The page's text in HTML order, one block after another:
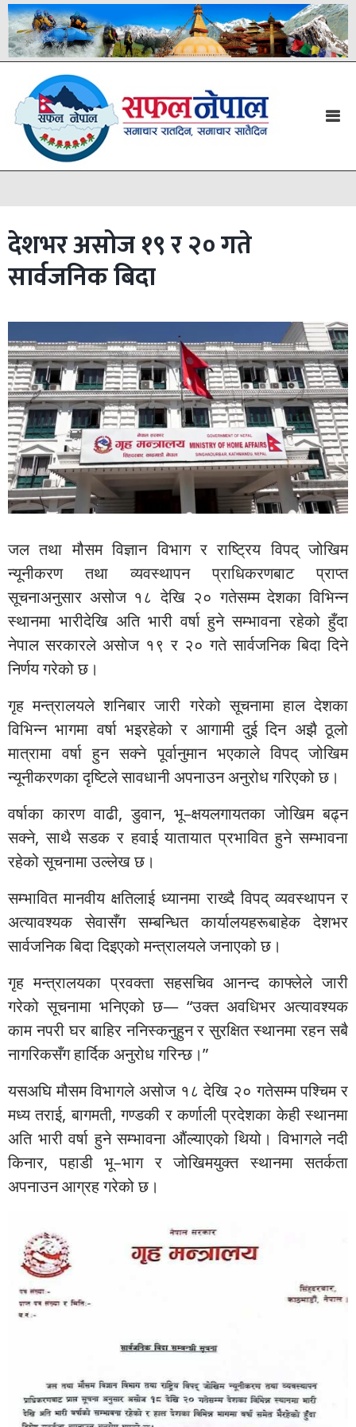
देशभर असोज १९ र २० गते
सार्वजनिक बिदा
जल तथा मौसम विज्ञान विभाग र राष्ट्रिय विपद् जोखिम
न्यूनीकरण तथा व्यवस्थापन प्राधिकरणबाट प्राप्त
सूचनाअनुसार असोज १८ देखि २० गतेसम्म देशका विभिन्न
स्थानमा भारीदेखि अति भारी वर्षा हुने सम्भावना रहेको हुँदा
नेपाल सरकारले असोज १९ र २० गते सार्वजनिक बिदा दिने
निर्णय गरेको छ।
गृह मन्त्रालयले शनिबार जारी गरेको सूचनामा हाल देशका
विभिन्न भागमा वर्षा भइरहेको र आगामी दुई दिन अझै ठूलो
मात्रामा वर्षा हुन सक्ने पूर्वानुमान भएकाले विपद् जोखिम
न्यूनीकरणका दृष्टिले सावधानी अपनाउन अनुरोध गरिएको छ।
वर्षाका कारण वाढी, डुवान, भू–क्षयलगायतका जोखिम बढ्न
सक्ने, साथै सडक र हवाई यातायात प्रभावित हुने सम्भावना
रहेको सूचनामा उल्लेख छ।
सम्भावित मानवीय क्षतिलाई ध्यानमा राख्दै विपद् व्यवस्थापन र
अत्यावश्यक सेवासँग सम्बन्धित कार्यालयहरूबाहेक देशभर
सार्वजनिक बिदा दिइएको मन्त्रालयले जनाएको छ।
गृह मन्त्रालयका प्रवक्ता सहसचिव आनन्द काफ्लेले जारी
गरेको सूचनामा भनिएको छ— “उक्त अवधिभर अत्यावश्यक
काम नपरी घर बाहिर ननिस्कनुहुन र सुरक्षित स्थानमा रहन सबै
नागरिकसँग हार्दिक अनुरोध गरिन्छ।”
यसअघि मौसम विभागले असोज १८ देखि २० गतेसम्म पश्चिम र
मध्य तराई, बागमती, गण्डकी र कर्णाली प्रदेशका केही स्थानमा
अति भारी वर्षा हुने सम्भावना औंल्याएको थियो। विभागले नदी
किनार, पहाडी भू–भाग र जोखिमयुक्त स्थानमा सतर्कता
अपनाउन आग्रह गरेको छ।